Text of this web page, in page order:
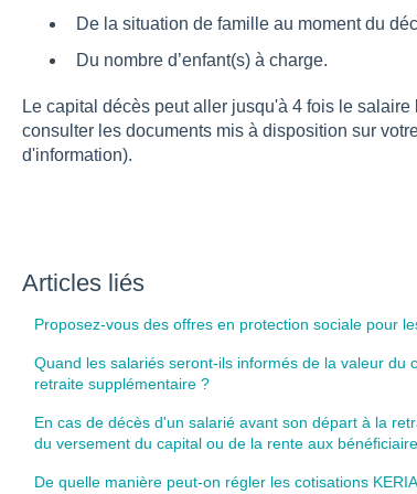
De la situation de famille au moment du
Du nombre d’enfant(s) à charge.
Le capital décès peut aller jusqu'à 4 fois le
consulter les documents mis à disposition sur
d'information).
Articles liés
Proposez-vous des offres en protection sociale pour
Quand les salariés seront-ils informés de la valeur
retraite supplémentaire ?
En cas de décès d'un salarié avant son départ à la
du versement du capital ou de la rente aux
De quelle manière peut-on régler les cotisations